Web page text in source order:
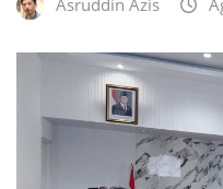
Asruddin Azis